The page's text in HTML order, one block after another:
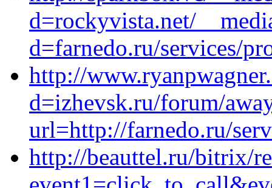
d=rockyvista.net/
d=farnedo.ru/services/
http://
d=izhevsk.ru/forum/
url=http://farnedo.ru/
http://beauttel.ru/bitrix/